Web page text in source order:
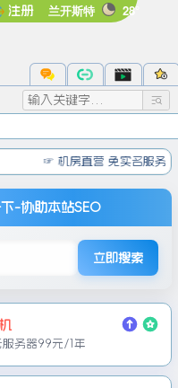
忘记密码
注册 兰开斯特 28°
直营 免实名服务器 低至元/月☞
-协助本站SEO
立即搜索
服务器99元/1年